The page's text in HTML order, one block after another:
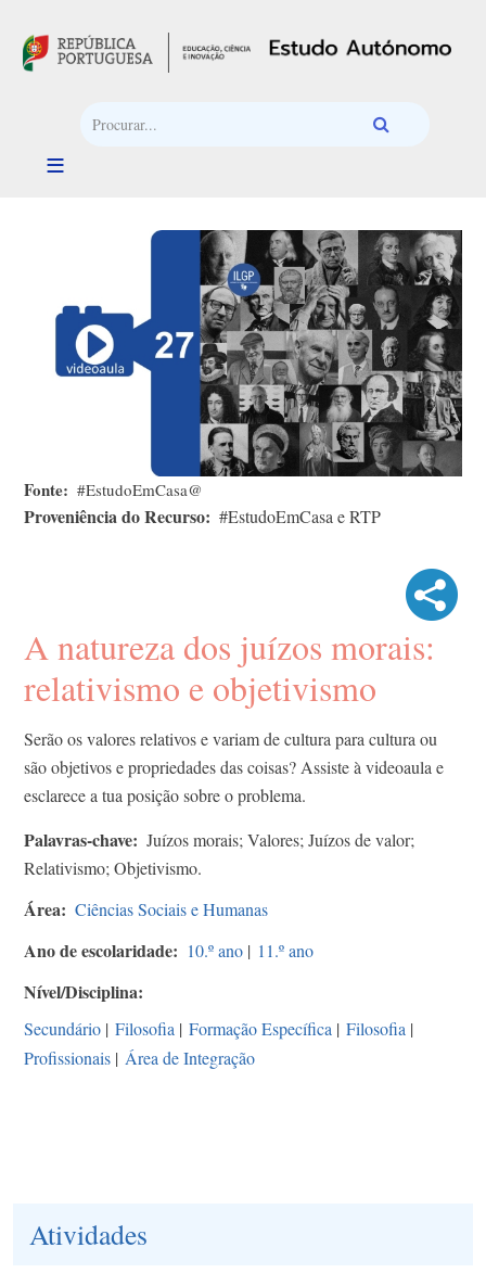
Fonte #EstudoEmCasa@
Proveniência do Recurso #EstudoEmCasa e RTP
A natureza dos juízos morais:
relativismo e objetivismo
Serão os valores relativos e variam de cultura para cultura ou
são objetivos e propriedades das coisas? Assiste à videoaula e
esclarece a tua posição sobre o problema.
Palavras-chave
Juízos morais; Valores; Juízos de valor;
Relativismo; Objetivismo.
Área Ciências Sociais e Humanas
Ano de escolaridade 10.º ano | 11.º ano
Nível/Disciplina
Secundário | Filosofia | Formação Específica | Filosofia |
Profissionais | Área de Integração
Atividades